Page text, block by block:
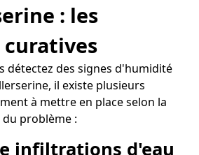
: les
détectez des signes d'humidité
il existe plusieurs
à mettre en place selon la
problème :
infiltrations d'eau